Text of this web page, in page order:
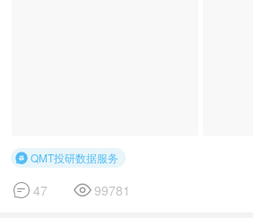
QMT投研数据服务
 47 99781